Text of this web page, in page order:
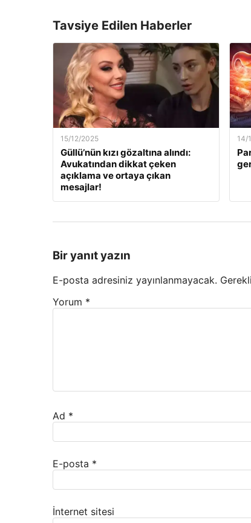
Tavsiye Edilen Haberler
15/12/2025
Güllü’nün kızı gözaltına alındı:
Avukatından dikkat çeken
açıklama ve ortaya çıkan
mesajlar!
14/
Bir yanıt yazın
E-posta adresiniz yayınlanmayacak.
Yorum *
Ad *
E-posta *
İnternet sitesi